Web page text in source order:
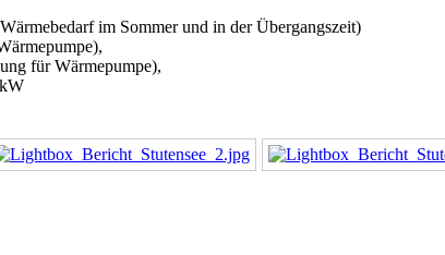
im Sommer und in der Übergangszeit)
für Wärmepumpe),